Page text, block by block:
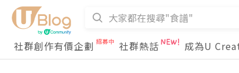
社群創作有價企劃
社群熱話 成為U